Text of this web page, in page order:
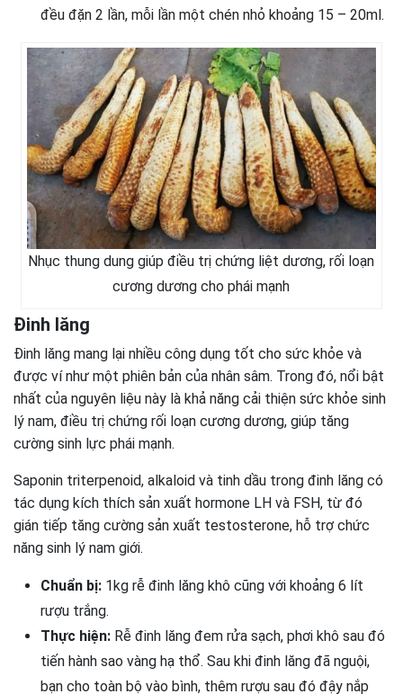
đều đặn 2 lần, mỗi lần một chén nhỏ khoảng 15 – 20ml.
Nhục thung dung giúp điều trị chứng liệt dương, rối loạn
cương dương cho phái mạnh
Đinh lăng
Đinh lăng mang lại nhiều công dụng tốt cho sức khỏe và
được ví như một phiên bản của nhân sâm. Trong đó, nổi bật
nhất của nguyên liệu này là khả năng cải thiện sức khỏe sinh
lý nam, điều trị chứng rối loạn cương dương, giúp tăng
cường sinh lực phái mạnh.
Saponin triterpenoid, alkaloid và tinh dầu trong đinh lăng có
tác dụng kích thích sản xuất hormone LH và FSH, từ đó
gián tiếp tăng cường sản xuất testosterone, hỗ trợ chức
năng sinh lý nam giới.
Chuẩn bị: 1kg rễ đinh lăng khô cũng với khoảng 6 lít
rượu trắng.
Thực hiện: Rễ đinh lăng đem rửa sạch, phơi khô sau đó
tiến hành sao vàng hạ thổ. Sau khi đinh lăng đã nguội,
bạn cho toàn bộ vào bình, thêm rượu sau đó đậy nắp